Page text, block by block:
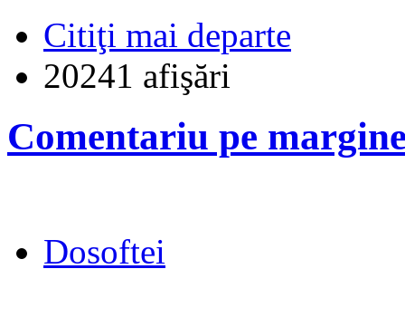
Citiţi mai departe
20241 afişări
Comentariu pe
Dosoftei